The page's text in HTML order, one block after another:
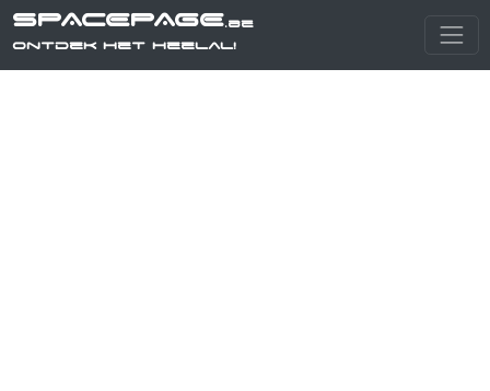
SPACEPAGE.be
Ontdek het heelal!